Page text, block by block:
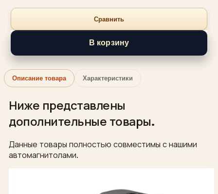
Сравнить
В корзину
Описание товара Характеристики
Ниже представлены
дополнительные товары.
Данные товары полностью совместимы с нашими
автомагнитолами.